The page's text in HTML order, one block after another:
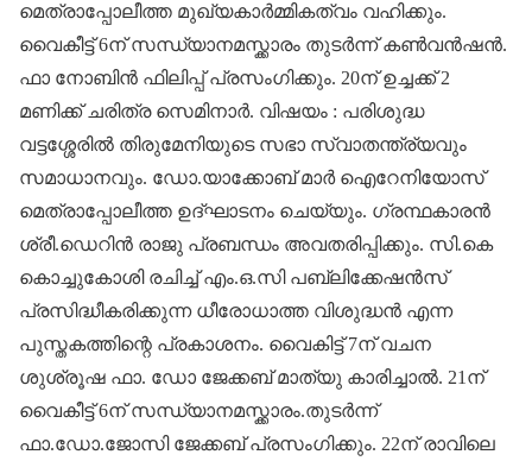
മെത്രാപ്പോലീത്ത മുഖ്യകാർമ്മികത്വം വഹിക്കും.
വൈകീട്ട് 6ന് സന്ധ്യാനമസ്ക്കാരം തുടർന്ന് കൺവൻഷൻ.
ഫാ നോബിൻ ഫിലിപ്പ് പ്രസം​ഗിക്കും. 20ന് ഉച്ചക്ക് 2
മണിക്ക് ചരിത്ര സെമിനാർ. വിഷയം : പരിശുദ്ധ
വട്ടശ്ശേരിൽ തിരുമേനിയുടെ സഭാ സ്വാതന്ത്ര്യവും
സമാധാനവും. ഡോ.യാക്കോബ് മാർ ഐറേനിയോസ്
മെത്രാപ്പോലീത്ത ഉദ്ഘാടനം ചെയ്യും.​ ഗ്രന്ഥകാരൻ
ശ്രീ.ഡെറിൻ രാജു പ്രബന്ധം അവതരിപ്പിക്കും. സി.കെ
കൊച്ചുകോശി രചിച്ച് എം.ഒ.സി പബ്ലിക്കേഷൻസ്
പ്രസിദ്ധീകരിക്കുന്ന ധീരോധാത്ത വിശുദ്ധൻ എന്ന
പുസ്തകത്തിന്റെ പ്രകാശനം. വൈകിട്ട് 7ന് വചന
ശുശ്രൂഷ ഫാ. ഡോ ജേക്കബ് മാത്യു കാരിച്ചാൽ. 21ന്
വൈകീട്ട് 6ന് സന്ധ്യാനമസ്ക്കാരം.തുടർന്ന്
ഫാ.ഡോ.ജോസി ജേക്കബ് പ്രസം​ഗിക്കും. 22ന് രാവിലെ